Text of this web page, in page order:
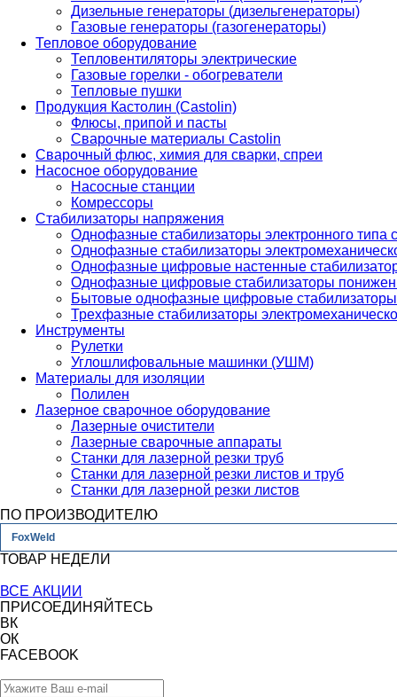
Дизельные генераторы (дизельгенераторы)
Газовые генераторы (газогенераторы)
Тепловое оборудование
Тепловентиляторы электрические
Газовые горелки - обогреватели
Тепловые пушки
Продукция Кастолин (Castolin)
Флюсы, припой и пасты
Сварочные материалы Castolin
Сварочный флюс, химия для сварки, спреи
Насосное оборудование
Насосные станции
Комрессоры
Стабилизаторы напряжения
Однофазные стабилизаторы электронного
Однофазные стабилизаторы
Однофазные цифровые настенные
Однофазные цифровые стабилизаторы
Бытовые однофазные цифровые стабилизаторы
Трехфазные стабилизаторы
Инструменты
Рулетки
Углошлифовальные машинки (УШМ)
Материалы для изоляции
Полилен
Лазерное сварочное оборудование
Лазерные очистители
Лазерные сварочные аппараты
Станки для лазерной резки труб
Станки для лазерной резки листов и труб
Станки для лазерной резки листов
ПО ПРОИЗВОДИТЕЛЮ
FoxWeld
ТОВАР НЕДЕЛИ
ВСЕ АКЦИИ
ПРИСОЕДИНЯЙТЕСЬ
ВК
ОК
FACEBOOK